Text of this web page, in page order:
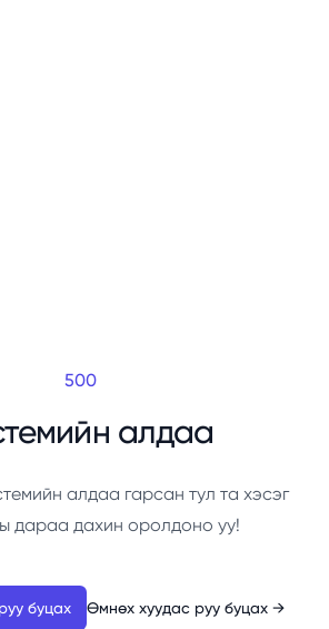
500
алдаа
алдаа гарсан тул та хэсэг
дараа дахин оролдоно уу!
буцах Өмнөх хуудас руу буцах →